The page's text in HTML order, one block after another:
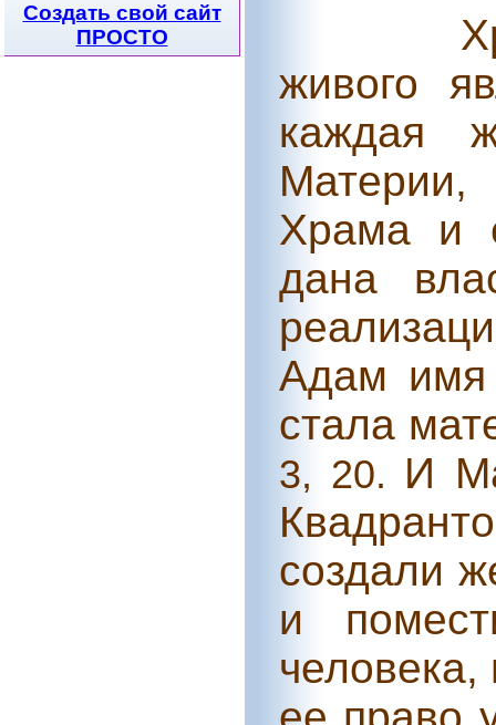
Создать свой сайт
ПРОСТО
живого
каждая
Храма и
дана
Адам имя
стала
3, 20. И
создали
и
человека,